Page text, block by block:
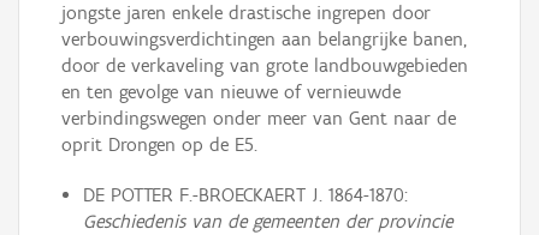
jongste jaren enkele drastische ingrepen door
verbouwingsverdichtingen aan belangrijke banen,
door de verkaveling van grote landbouwgebieden
en ten gevolge van nieuwe of vernieuwde
verbindingswegen onder meer van Gent naar de
oprit Drongen op de E5.
DE POTTER F.-BROECKAERT J. 1864-1870:
Geschiedenis van de gemeenten der provincie